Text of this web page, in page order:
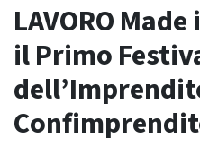
LAVORO
il Primo